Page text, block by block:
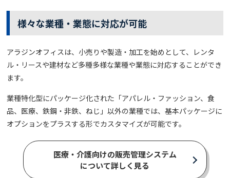
様々な業種・業態に対応が可能
アラジンオフィスは、小売りや製造・加工を始めとして、レンタ
ル・リースや建材など多種多様な業種や業態に対応することができ
ます。
業種特化型にパッケージ化された「アパレル・ファッション、食
品、医療、鉄鋼・非鉄、ねじ」以外の業種では、基本パッケージに
オプションをプラスする形でカスタマイズが可能です。
医療・介護向けの販売管理システム
について詳しく見る